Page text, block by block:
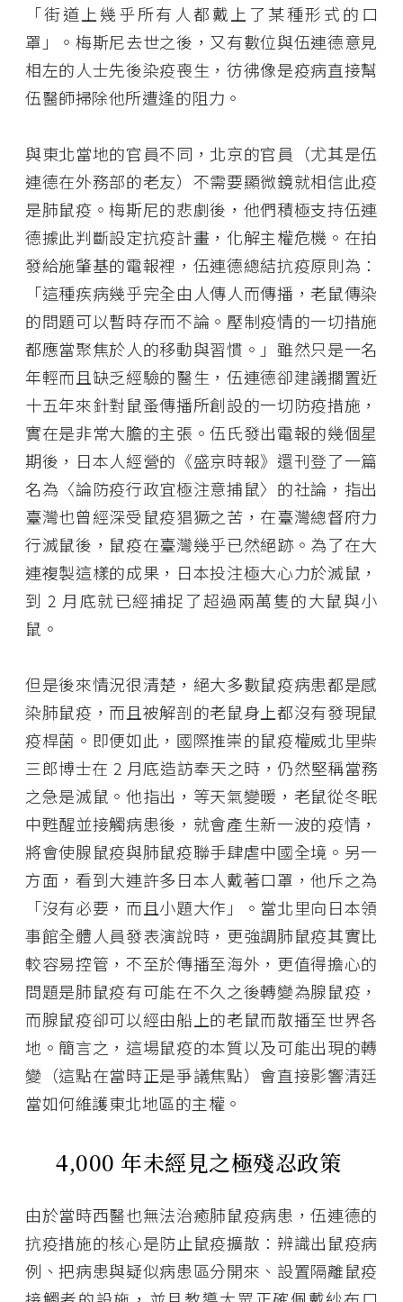
「街道上幾乎所有人都戴上了某種形式的口
罩」。梅斯尼去世之後，又有數位與伍連德意見
相左的人士先後染疫喪生，彷彿像是疫病直接幫
伍醫師掃除他所遭逢的阻力。
與東北當地的官員不同，北京的官員（尤其是伍
連德在外務部的老友）不需要顯微鏡就相信此疫
是肺鼠疫。梅斯尼的悲劇後，他們積極支持伍連
德據此判斷設定抗疫計畫，化解主權危機。在拍
發給施肇基的電報裡，伍連德總結抗疫原則為：
「這種疾病幾乎完全由人傳人而傳播，老鼠傳染
的問題可以暫時存而不論。壓制疫情的一切措施
都應當聚焦於人的移動與習慣。」雖然只是一名
年輕而且缺乏經驗的醫生，伍連德卻建議擱置近
十五年來針對鼠蚤傳播所創設的一切防疫措施，
實在是非常大膽的主張。伍氏發出電報的幾個星
期後，日本人經營的《盛京時報》還刊登了一篇
名為〈論防疫行政宜極注意捕鼠〉的社論，指出
臺灣也曾經深受鼠疫猖獗之苦，在臺灣總督府力
行滅鼠後，鼠疫在臺灣幾乎已然絕跡。為了在大
連複製這樣的成果，日本投注極大心力於滅鼠，
到 2 月底就已經捕捉了超過兩萬隻的大鼠與小
鼠。
但是後來情況很清楚，絕大多數鼠疫病患都是感
染肺鼠疫，而且被解剖的老鼠身上都沒有發現鼠
疫桿菌。即便如此，國際推崇的鼠疫權威北里柴
三郎博士在 2 月底造訪奉天之時，仍然堅稱當務
之急是滅鼠。他指出，等天氣變暖，老鼠從冬眠
中甦醒並接觸病患後，就會產生新一波的疫情，
將會使腺鼠疫與肺鼠疫聯手肆虐中國全境。另一
方面，看到大連許多日本人戴著口罩，他斥之為
「沒有必要，而且小題大作」。當北里向日本領
事館全體人員發表演說時，更強調肺鼠疫其實比
較容易控管，不至於傳播至海外，更值得擔心的
問題是肺鼠疫有可能在不久之後轉變為腺鼠疫，
而腺鼠疫卻可以經由船上的老鼠而散播至世界各
地。簡言之，這場鼠疫的本質以及可能出現的轉
變（這點在當時正是爭議焦點）會直接影響清廷
當如何維護東北地區的主權。
4,000 年未經見之極殘忍政策
由於當時西醫也無法治癒肺鼠疫病患，伍連德的
抗疫措施的核心是防止鼠疫擴散：辨識出鼠疫病
例、把病患與疑似病患區分開來、設置隔離鼠疫